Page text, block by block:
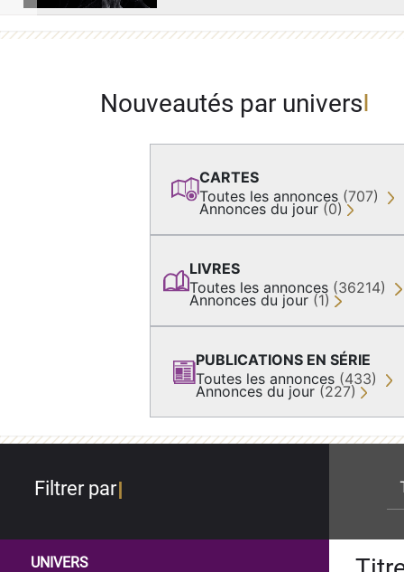
Nouveautés par univers
CARTES
Toutes les annonces (707)
Annonces du jour (0)
LIVRES
Toutes les annonces (36214)
Annonces du jour (1)
PUBLICATIONS EN SÉRIE
Toutes les annonces (433)
Annonces du jour (227)
Filtrer par
UNIVERS